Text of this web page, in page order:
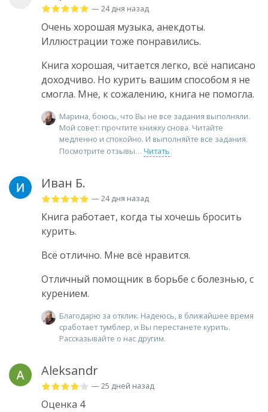
— 24 дня назад
Очень хорошая музыка, анекдоты.
Иллюстрации тоже понравились.
Книга хорошая, читается легко, всё написано
доходчиво. Но курить вашим способом я не
смогла. Мне, к сожалению, книга не помогла.
Марина, боюсь, что Вы не все задания выполняли.
Мой совет: прочтите книжку снова. Читайте
медленно и спокойно. И выполняйте все задания.
Посмотрите отзывы
Читать
Иван Б.
— 24 дня назад
Книга работает, когда ты хочешь бросить
курить.
Всё отлично. Мне всё нравится.
Отличный помощник в борьбе с болезнью, с
курением.
Благодарю за отклик. Надеюсь, в ближайшее время
сработает тумблер, и Вы перестанете курить.
Рассказывайте о нас другим.
Aleksandr
— 25 дней назад
Оценка 4